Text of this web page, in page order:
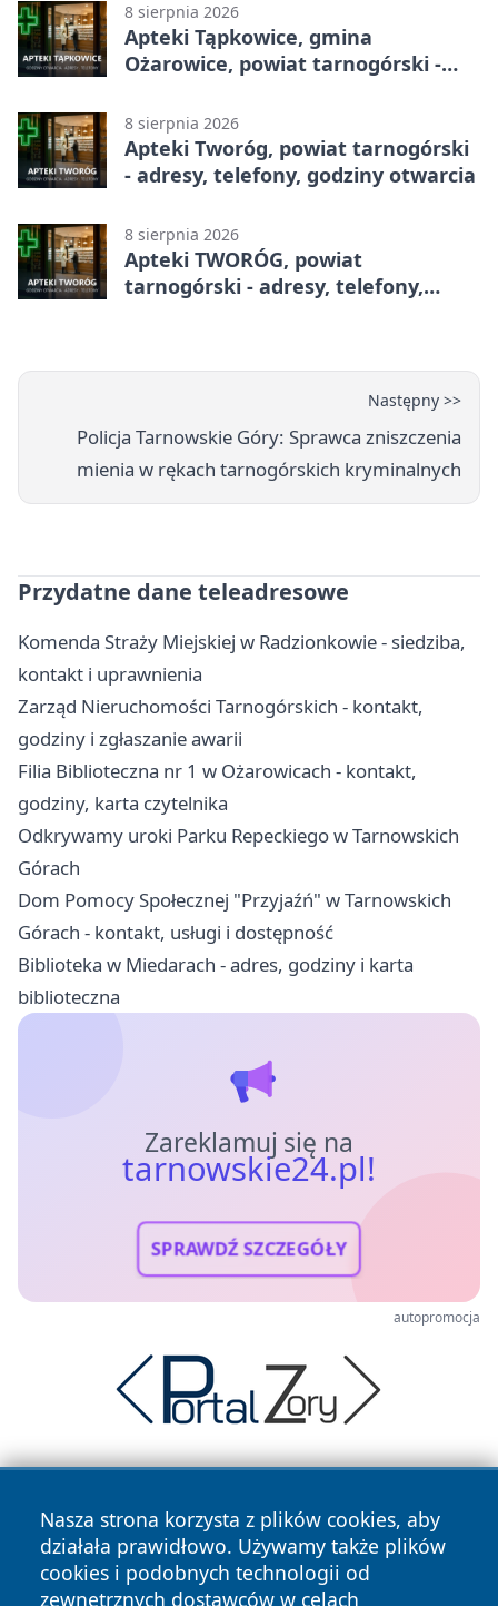
8 sierpnia 2026
Apteki Tąpkowice, gmina
Ożarowice, powiat tarnogórski -
8 sierpnia 2026
Apteki Tworóg, powiat tarnogórski
- adresy, telefony, godziny otwarcia
8 sierpnia 2026
Apteki TWORÓG, powiat
tarnogórski - adresy, telefony,
Następny >>
Policja Tarnowskie Góry: Sprawca zniszczenia
mienia w rękach tarnogórskich kryminalnych
Przydatne dane teleadresowe
Komenda Straży Miejskiej w Radzionkowie - siedziba,
kontakt i uprawnienia
Zarząd Nieruchomości Tarnogórskich - kontakt,
godziny i zgłaszanie awarii
Filia Biblioteczna nr 1 w Ożarowicach - kontakt,
godziny, karta czytelnika
Odkrywamy uroki Parku Repeckiego w Tarnowskich
Górach
Dom Pomocy Społecznej "Przyjaźń" w Tarnowskich
Górach - kontakt, usługi i dostępność
Biblioteka w Miedarach - adres, godziny i karta
biblioteczna
Zareklamuj się na
tarnowskie24.pl!
SPRAWDŹ SZCZEGÓŁY
autopromocja
Nasza strona korzysta z plików cookies, aby
działała prawidłowo. Używamy także plików
cookies i podobnych technologii od
zewnętrznych dostawców w celach